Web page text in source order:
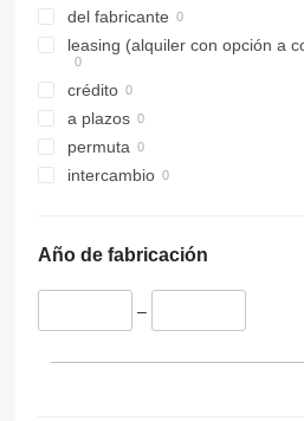
del fabricante
leasing (alquiler con opción a
crédito
a plazos
permuta
intercambio
Año de fabricación
–